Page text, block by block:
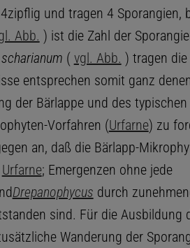
und tragen 4 Sporangien,
Abb. ) ist die Zahl der
( vgl. Abb. ) tragen
entsprechen somit ganz
der Bärlappe und des typischen
Vorfahren (Urfarne) zu
an, daß die Bärlapp-
Urfarne; Emergenzen ohne jede
Drepanophycus durch
sind. Für die Ausbildung
Wanderung der